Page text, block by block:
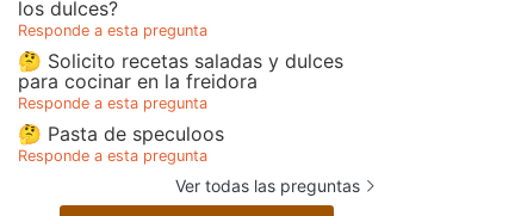
los dulces?
Responde a esta pregunta
🤔 Solicito recetas saladas y dulces
para cocinar en la freidora
Responde a esta pregunta
🤔 Pasta de speculoos
Responde a esta pregunta
Ver todas las preguntas